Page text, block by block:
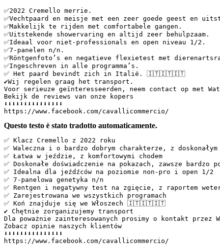
✅️2022 Cremello merrie.
✅️Vechtpaard en meisje met een zeer goede geest en
✅️Makkelijk te rijden met comfortabele gangen.
✅️Uitstekende showervaring en altijd zeer behulpzaam.
✅️Ideaal voor niet-professionals en open niveau 1/2.
✅️7-panelen n/n.
✅️Röntgenfoto’s en negatieve flexietest met
✅️Ingeschreven in alle programma’s.
✅️ Het paard bevindt zich in Italië. 🇮🇹🇮🇹🇮🇹
✔️Wij regelen graag het transport.
Voor serieuze geïnteresseerden, neem contact op met
Bekijk de reviews van onze kopers
⬇️⬇️⬇️⬇️⬇️⬇️⬇️⬇️⬇️⬇️⬇️⬇️⬇️⬇️⬇️
https://www.facebook.com/cavallicommercio/
Questo testo è stato tradotto automaticamente.
✅️ Klacz Cremello z 2022 roku
✅️ Waleczna i o bardzo dobrym charakterze, z
✅️ Łatwa w jeździe, z komfortowymi chodem
✅️ Doskonałe doświadczenie na pokazach, zawsze bardzo
✅️ Idealna dla jeźdźców na poziomie non-pro i open 1/
✅️ 7-panelowa genetyka n/n
✅️ Rentgen i negatywny test na zgięcie, z raportem
✅️ Zarejestrowana we wszystkich programach
✅️ Koń znajduje się we Włoszech 🇮🇹🇮🇹🇮🇹
✔️ Chętnie zorganizujemy transport
Dla poważnie zainteresowanych prosimy o kontakt przez
Zobacz opinie naszych klientów
⬇️⬇️⬇️⬇️⬇️⬇️⬇️⬇️⬇️⬇️⬇️⬇️⬇️⬇️⬇️
https://www.facebook.com/cavallicommercio/